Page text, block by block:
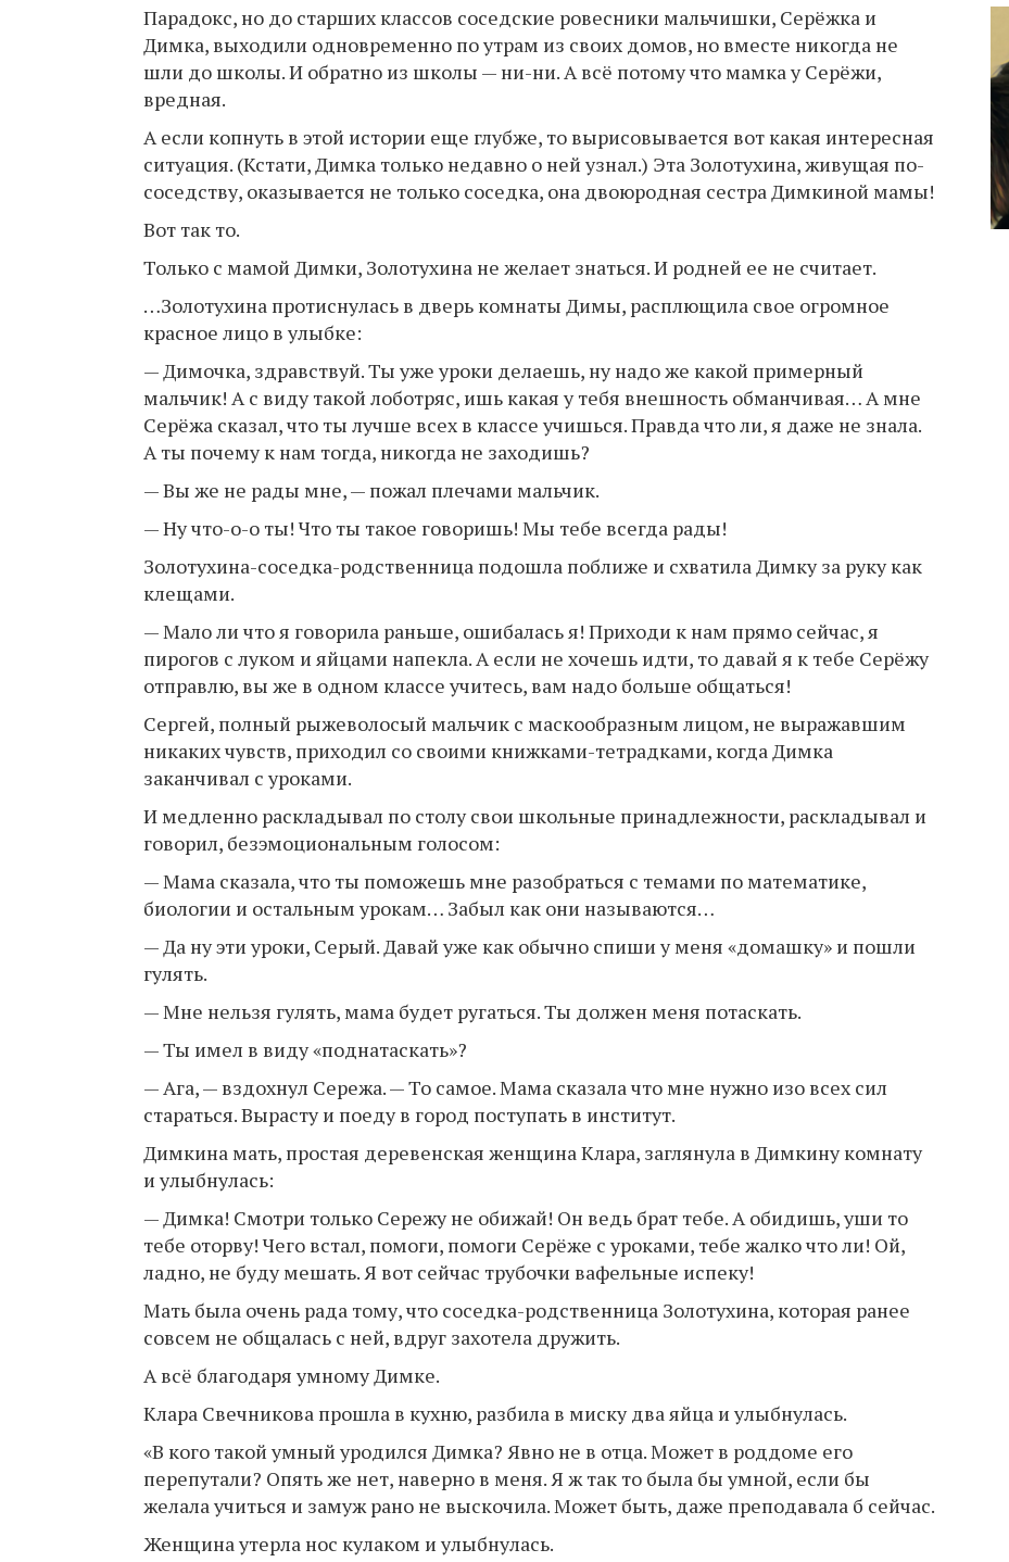
Парадокс, но до старших классов соседские ровесники мальчишки, Серёжка и
Димка, выходили одновременно по утрам из своих домов, но вместе никогда не
шли до школы. И обратно из школы — ни-ни. А всё потому что мамка у Серёжи,
вредная.
А если копнуть в этой истории еще глубже, то вырисовывается вот какая интересная
ситуация. (Кстати, Димка только недавно о ней узнал.) Эта Золотухина, живущая по-
соседству, оказывается не только соседка, она двоюродная сестра Димкиной мамы!
Вот так то.
Только с мамой Димки, Золотухина не желает знаться. И родней ее не считает.
…Золотухина протиснулась в дверь комнаты Димы, расплющила свое огромное
красное лицо в улыбке:
— Димочка, здравствуй. Ты уже уроки делаешь, ну надо же какой примерный
мальчик! А с виду такой лоботряс, ишь какая у тебя внешность обманчивая… А мне
Серёжа сказал, что ты лучше всех в классе учишься. Правда что ли, я даже не знала.
А ты почему к нам тогда, никогда не заходишь?
— Вы же не рады мне, — пожал плечами мальчик.
— Ну что-о-о ты! Что ты такое говоришь! Мы тебе всегда рады!
Золотухина-соседка-родственница подошла поближе и схватила Димку за руку как
клещами.
— Мало ли что я говорила раньше, ошибалась я! Приходи к нам прямо сейчас, я
пирогов с луком и яйцами напекла. А если не хочешь идти, то давай я к тебе Серёжу
отправлю, вы же в одном классе учитесь, вам надо больше общаться!
Сергей, полный рыжеволосый мальчик с маскообразным лицом, не выражавшим
никаких чувств, приходил со своими книжками-тетрадками, когда Димка
заканчивал с уроками.
И медленно раскладывал по столу свои школьные принадлежности, раскладывал и
говорил, безэмоциональным голосом:
— Мама сказала, что ты поможешь мне разобраться с темами по математике,
биологии и остальным урокам… Забыл как они называются…
— Да ну эти уроки, Серый. Давай уже как обычно спиши у меня «домашку» и пошли
гулять.
— Мне нельзя гулять, мама будет ругаться. Ты должен меня потаскать.
— Ты имел в виду «поднатаскать»?
— Ага, — вздохнул Сережа. — То самое. Мама сказала что мне нужно изо всех сил
стараться. Вырасту и поеду в город поступать в институт.
Димкина мать, простая деревенская женщина Клара, заглянула в Димкину комнату
и улыбнулась:
— Димка! Смотри только Сережу не обижай! Он ведь брат тебе. А обидишь, уши то
тебе оторву! Чего встал, помоги, помоги Серёже с уроками, тебе жалко что ли! Ой,
ладно, не буду мешать. Я вот сейчас трубочки вафельные испеку!
Мать была очень рада тому, что соседка-родственница Золотухина, которая ранее
совсем не общалась с ней, вдруг захотела дружить.
А всё благодаря умному Димке.
Клара Свечникова прошла в кухню, разбила в миску два яйца и улыбнулась.
«В кого такой умный уродился Димка? Явно не в отца. Может в роддоме его
перепутали? Опять же нет, наверно в меня. Я ж так то была бы умной, если бы
желала учиться и замуж рано не выскочила. Может быть, даже преподавала б сейчас.
Женщина утерла нос кулаком и улыбнулась.